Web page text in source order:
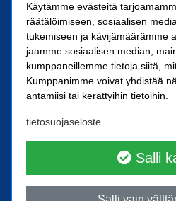
20380
SN-Kiinnike
33800
00390
Käytämme evästeitä
räätälöimiseen, sosiaalisen
tukemiseen ja kävijämäärämme
jaamme sosiaalisen median,
kumppaneillemme tietoja siitä,
Kumppanimme voivat yhdistää
antamiisi tai kerättyihin tietoihin.
tietosuojaseloste
Salli